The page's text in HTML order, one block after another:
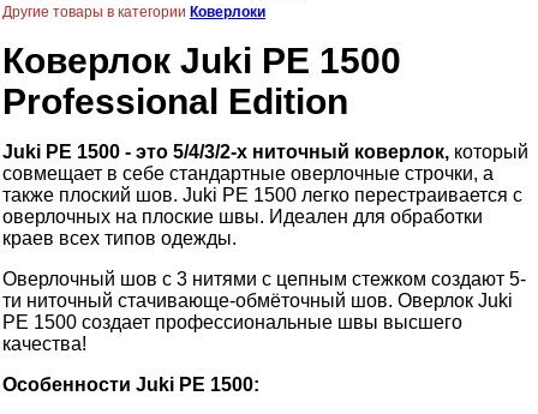
Другие товары в категории Коверлоки
Коверлок Juki PE 1500
Professional Edition
Juki PE 1500 - это 5/4/3/2-х ниточный коверлок, который
совмещает в себе стандартные оверлочные строчки, а
также плоский шов. Juki PE 1500 легко перестраивается с
оверлочных на плоские швы. Идеален для обработки
краев всех типов одежды.
Оверлочный шов с 3 нитями с цепным стежком создают 5-
ти ниточный стачивающе-обмёточный шов. Оверлок Juki
PE 1500 создает профессиональные швы высшего
качества!
Особенности Juki PE 1500: